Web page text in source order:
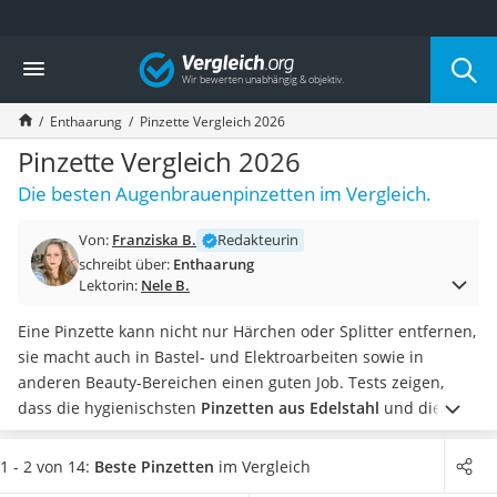
Die beliebtesten Vergleiche nach Kategorie
Drogerie
Inhalator
Haarschneider
Rollator
Braun Rasierer
Katzenklappe (Chip)
Masturbator
Massagepistole
Reisehaartrockner
Eiweißpulver
Magnesiumpräparat
Katzenklappe
Nackenmassagegerät
Zeckenschutz Katze
Vergleich
Enthaarung Pinzette Vergleich 2026
Pinzette Vergleich 2026
Die besten Augenbrauenpinzetten im Vergleich.
Von: Franziska B.
Redakteurin
schreibt über: Enthaarung
Lektorin: Nele B.
Eine Pinzette kann nicht nur Härchen oder Splitter entfernen,
sie macht auch in Bastel- und Elektroarbeiten sowie in
anderen Beauty-Bereichen einen guten Job. Tests zeigen,
dass die hygienischsten Pinzetten aus Edelstahl und die
Spitzenausschlaggebend für das Anwendungsgebiet sind.
Wenn es rein um die Haarentfernung geht, wählen Sie jetzt
1 - 2 von 14: Beste Pinzetten im Vergleich